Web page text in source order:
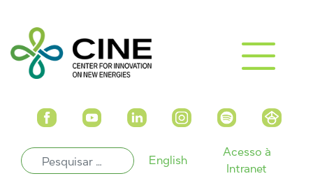
English
Acesso à
Intranet